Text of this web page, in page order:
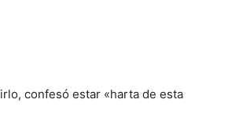
confesó estar «harta de esta